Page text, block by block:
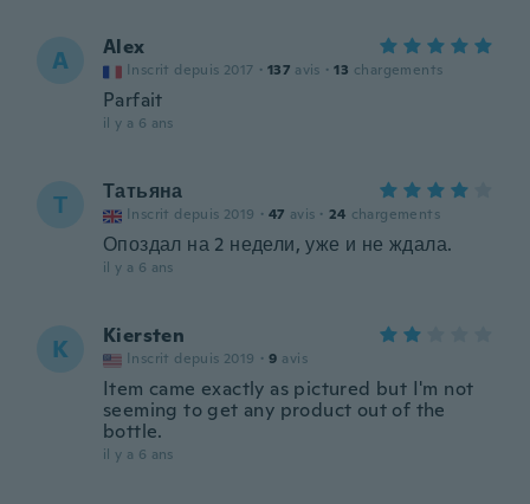
A Alex
Inscrit depuis 2017 · 137 avis · 13 chargements
Parfait
il y a 6 ans
Т Татьяна
Inscrit depuis 2019 · 47 avis · 24 chargements
Опоздал на 2 недели, уже и не ждала.
il y a 6 ans
K Kiersten
Inscrit depuis 2019 · 9 avis
Item came exactly as pictured but I'm not
seeming to get any product out of the
bottle.
il y a 6 ans